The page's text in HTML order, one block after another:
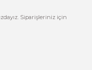
Siparişleriniz için